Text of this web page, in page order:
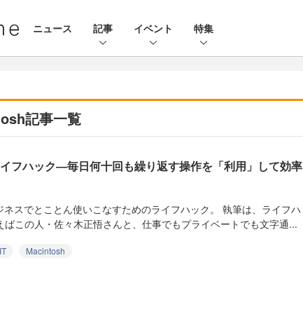
ニュース 記事 イベント 特集
記事一覧
フハック―毎日何十回も繰り返す操作を「利用」して効率
ネスでとことん使いこなすためのライフハック。 執筆は、ライフハ
ばこの人・佐々木正悟さんと、仕事でもプライベートでも文字通...
Macintosh